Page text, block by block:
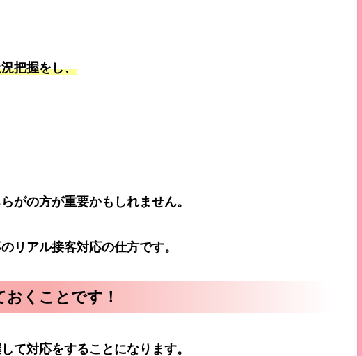
把握をし、
がの方が重要かもしれません。
リアル接客対応の仕方です。
おくことです！
て対応をすることになります。